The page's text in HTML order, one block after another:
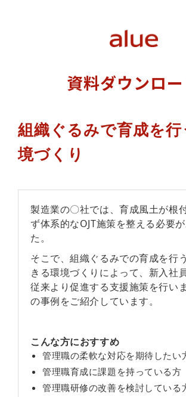
資料ダウンロ
組織ぐるみで育成を行
境づくり
製造業の〇社では、育成風土が根
ず体系的なOJT施策を整える必要
た。
そこで、組織ぐるみでの育成を行
きる環境づくりによって、新入社
従来より促進する支援施策を行い
の事例をご紹介しています。
こんな方におすすめ
管理職の柔軟な対応を期待したい
管理職育成に課題を持っている方
管理職研修の改善を検討している